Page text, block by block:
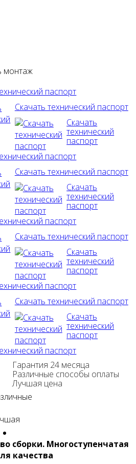
монтаж
паспорт
Скачать технический паспорт
Скачать
технический
паспорт
паспорт
Скачать технический паспорт
Скачать
технический
паспорт
паспорт
Скачать технический паспорт
Скачать
технический
паспорт
паспорт
Скачать технический паспорт
Скачать
технический
паспорт
паспорт
Гарантия 24 месяца
Различные способы оплаты
Лучшая цена
сборки. Многоступенчатая
качества